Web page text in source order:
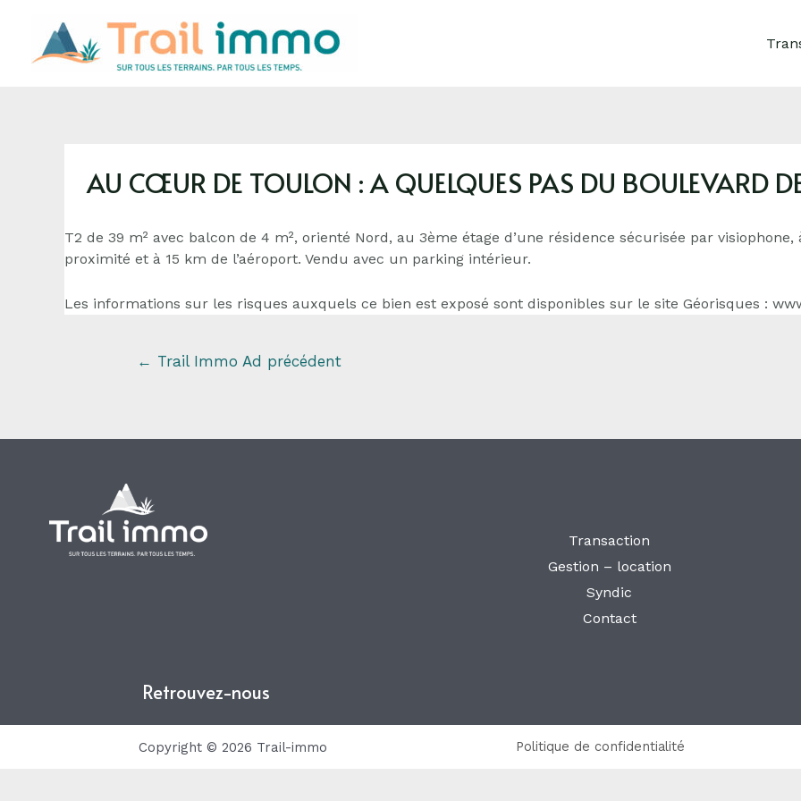
AU CŒUR DE TOULON : A QUELQUES PAS DU BOULEVARD
T2 de 39 m² avec balcon de 4 m², orienté Nord, au 3ème étage d’une résidence sécurisée par
proximité et à 15 km de l’aéroport. Vendu avec un parking intérieur.
Les informations sur les risques auxquels ce bien est exposé sont disponibles sur le site Géorisques :
← Trail Immo Ad précédent
Retrouvez-nous
Transaction
Gestion – location
Syndic
Contact
Copyright © 2026 Trail-immo Politique de confidentialité